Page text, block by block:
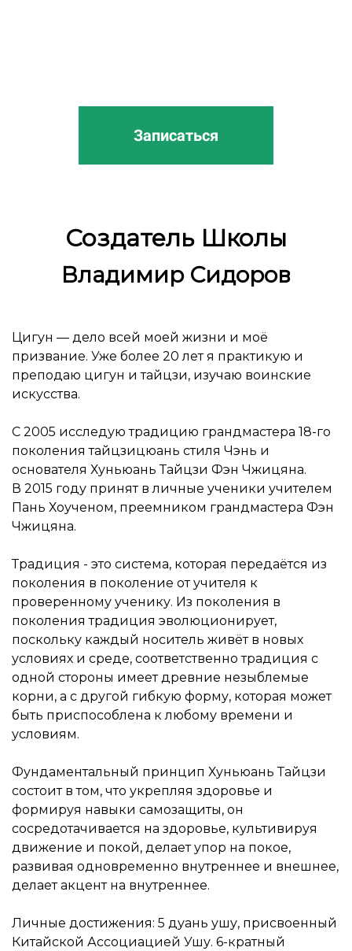
Записаться
Создатель Школы
Владимир Сидоров
Цигун — дело всей моей жизни и моё
призвание. Уже более 20 лет я практикую и
преподаю цигун и тайцзи, изучаю воинские
искусства.
С 2005 исследую традицию грандмастера 18-го
поколения тайцзицюань стиля Чэнь и
основателя Хуньюань Тайцзи Фэн Чжицяна.
В 2015 году принят в личные ученики учителем
Пань Хоученом, преемником грандмастера Фэн
Чжицяна.
Традиция - это система, которая передаётся из
поколения в поколение от учителя к
проверенному ученику. Из поколения в
поколения традиция эволюционирует,
поскольку каждый носитель живёт в новых
условиях и среде, соответственно традиция с
одной стороны имеет древние незыблемые
корни, а с другой гибкую форму, которая может
быть приспособлена к любому времени и
условиям.
Фундаментальный принцип Хуньюань Тайцзи
состоит в том, что укрепляя здоровье и
формируя навыки самозащиты, он
сосредотачивается на здоровье, культивируя
движение и покой, делает упор на покое,
развивая одновременно внутреннее и внешнее,
делает акцент на внутреннее.
Личные достижения: 5 дуань ушу, присвоенный
Китайской Ассоциацией Ушу. 6-кратный